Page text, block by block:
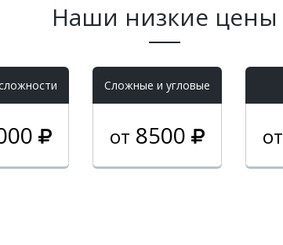
Наши низкие цены
Cложные и угловые
от 8500 от